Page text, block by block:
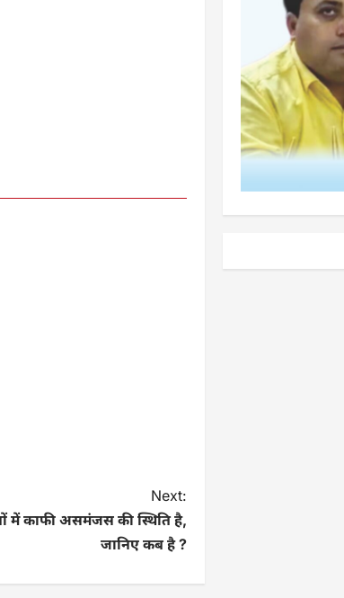
Next:
में काफी असमंजस की स्थिति है,
जानिए कब है ?